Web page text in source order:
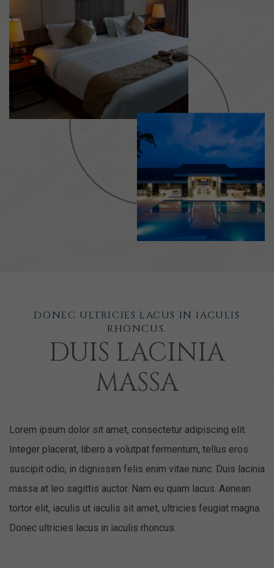
DONEC ULTRICIES LACUS IN IACULIS
RHONCUS.
DUIS LACINIA
MASSA
Lorem ipsum dolor sit amet, consectetur adipiscing elit.
Integer placerat, libero a volutpat fermentum, tellus eros
suscipit odio, in dignissim felis enim vitae nunc. Duis lacinia
massa at leo sagittis auctor. Nam eu quam lacus. Aenean
tortor elit, iaculis ut iaculis sit amet, ultricies feugiat magna.
Donec ultricies lacus in iaculis rhoncus.